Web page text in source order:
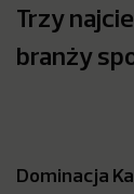
Trzy
branży
Dominacja